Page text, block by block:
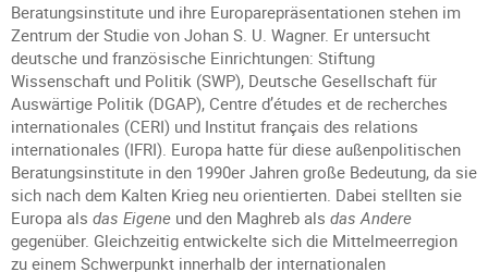
Beratungsinstitute und ihre Europarepräsentationen stehen im
Zentrum der Studie von Johan S. U. Wagner. Er untersucht
deutsche und französische Einrichtungen: Stiftung
Wissenschaft und Politik (SWP), Deutsche Gesellschaft für
Auswärtige Politik (DGAP), Centre d’études et de recherches
internationales (CERI) und Institut français des relations
internationales (IFRI). Europa hatte für diese außenpolitischen
Beratungsinstitute in den 1990er Jahren große Bedeutung, da sie
sich nach dem Kalten Krieg neu orientierten. Dabei stellten sie
Europa als das Eigene und den Maghreb als das Andere
gegenüber. Gleichzeitig entwickelte sich die Mittelmeerregion
zu einem Schwerpunkt innerhalb der internationalen